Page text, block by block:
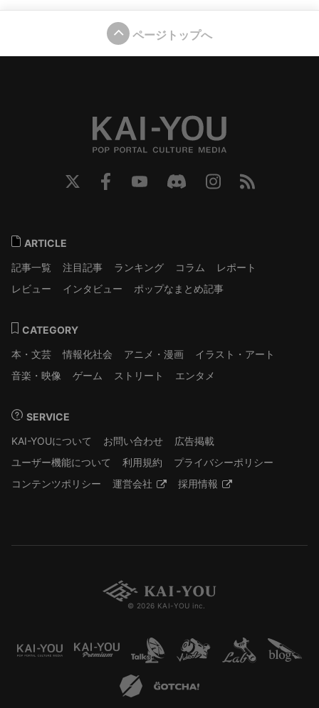
ページトップへ
ARTICLE
記事一覧
注目記事 ランキング コラム
レポート
レビュー
インタビュー ポップなまとめ記事
CATEGORY
本・文芸
情報化社会 アニメ・漫画
イラスト・アート
音楽・映像
ゲーム ストリート エンタメ
SERVICE
KAI-YOUについて
お問い合わせ
広告掲載
ユーザー機能について
利用規約
プライバシーポリシー
コンテンツポリシー
運営会社 採用情報
© 2026 KAI-YOU inc.